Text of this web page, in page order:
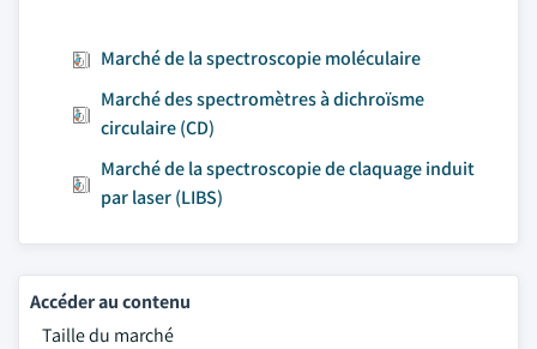
Marché de la spectroscopie moléculaire
Marché des spectromètres à dichroïsme
circulaire (CD)
Marché de la spectroscopie de claquage induit
par laser (LIBS)
Accéder au contenu
Taille du marché